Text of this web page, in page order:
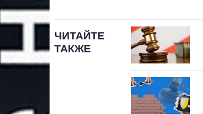
ЧИТАЙТЕ
ТАКЖЕ